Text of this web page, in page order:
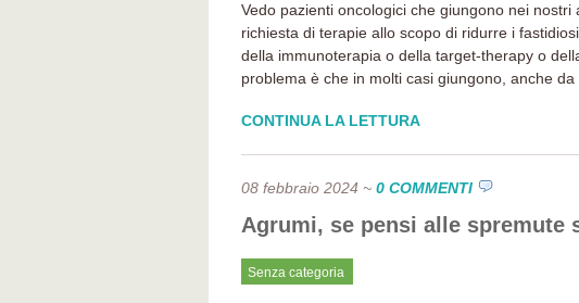
Vedo pazienti oncologici che giungono nei
richiesta di terapie allo scopo di ridurre i
della immunoterapia o della target-therapy o
problema è che in molti casi giungono, anche
CONTINUA LA LETTURA
08 febbraio 2024 ~ 0 COMMENTI
Agrumi, se pensi alle
Senza categoria